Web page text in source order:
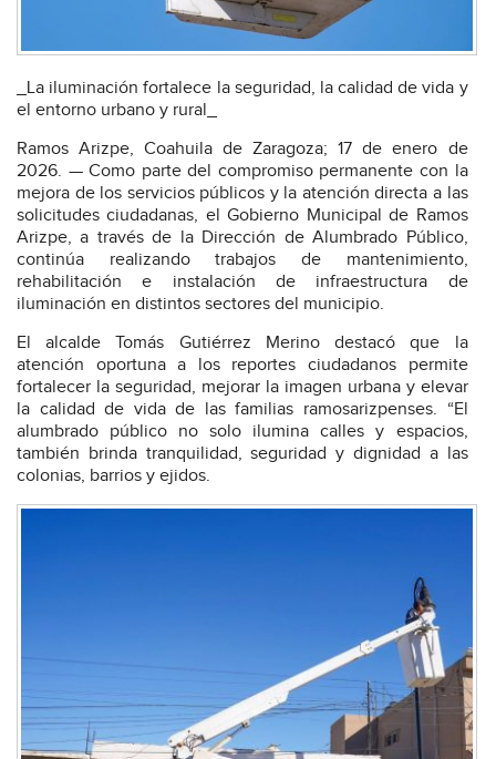
_La iluminación fortalece la seguridad, la calidad de vida y
el entorno urbano y rural_
Ramos Arizpe, Coahuila de Zaragoza; 17 de enero de
2026. — Como parte del compromiso permanente con la
mejora de los servicios públicos y la atención directa a las
solicitudes ciudadanas, el Gobierno Municipal de Ramos
Arizpe, a través de la Dirección de Alumbrado Público,
continúa realizando trabajos de mantenimiento,
rehabilitación e instalación de infraestructura de
iluminación en distintos sectores del municipio.
El alcalde Tomás Gutiérrez Merino destacó que la
atención oportuna a los reportes ciudadanos permite
fortalecer la seguridad, mejorar la imagen urbana y elevar
la calidad de vida de las familias ramosarizpenses. “El
alumbrado público no solo ilumina calles y espacios,
también brinda tranquilidad, seguridad y dignidad a las
colonias, barrios y ejidos.